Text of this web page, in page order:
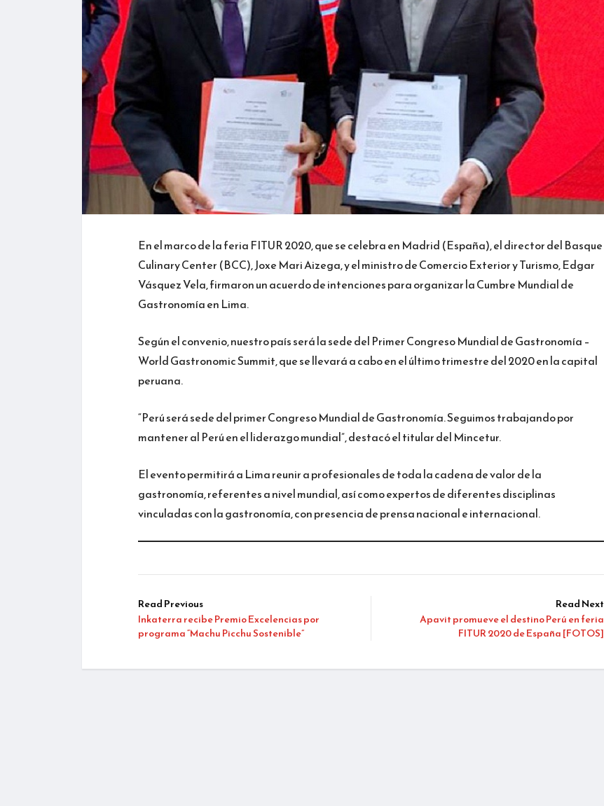
En el marco de la feria FITUR 2020, que se celebra en Madrid (España), el director del Basque
Culinary Center (BCC), Joxe Mari Aizega, y el ministro de Comercio Exterior y Turismo, Edgar
Vásquez Vela, firmaron un acuerdo de intenciones para organizar la Cumbre Mundial de
Gastronomía en Lima.
Según el convenio, nuestro país será la sede del Primer Congreso Mundial de Gastronomía –
World Gastronomic Summit, que se llevará a cabo en el último trimestre del 2020 en la capital
peruana.
“Perú será sede del primer Congreso Mundial de Gastronomía. Seguimos trabajando por
mantener al Perú en el liderazgo mundial”, destacó el titular del Mincetur.
El evento permitirá a Lima reunir a profesionales de toda la cadena de valor de la
gastronomía, referentes a nivel mundial, así como expertos de diferentes disciplinas
vinculadas con la gastronomía, con presencia de prensa nacional e internacional.
Read Previous
Inkaterra recibe Premio Excelencias por
programa “Machu Picchu Sostenible”
Read Next
Apavit promueve el destino Perú en feria
FITUR 2020 de España [FOTOS]